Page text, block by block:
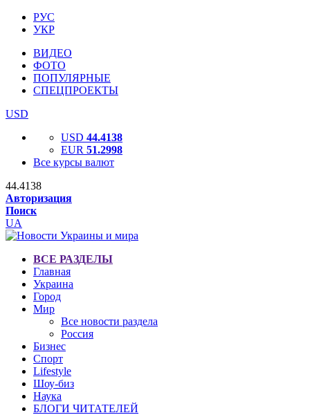
РУС
УКР
ВИДЕО
ФОТО
ПОПУЛЯРНЫЕ
СПЕЦПРОЕКТЫ
USD
USD 44.4138
EUR 51.2998
Все курсы валют
44.4138
Авторизация
Поиск
UA
ВСЕ РАЗДЕЛЫ
Главная
Украина
Город
Мир
Все новости раздела
Россия
Бизнес
Спорт
Lifestyle
Шоу-биз
Наука
БЛОГИ ЧИТАТЕЛЕЙ